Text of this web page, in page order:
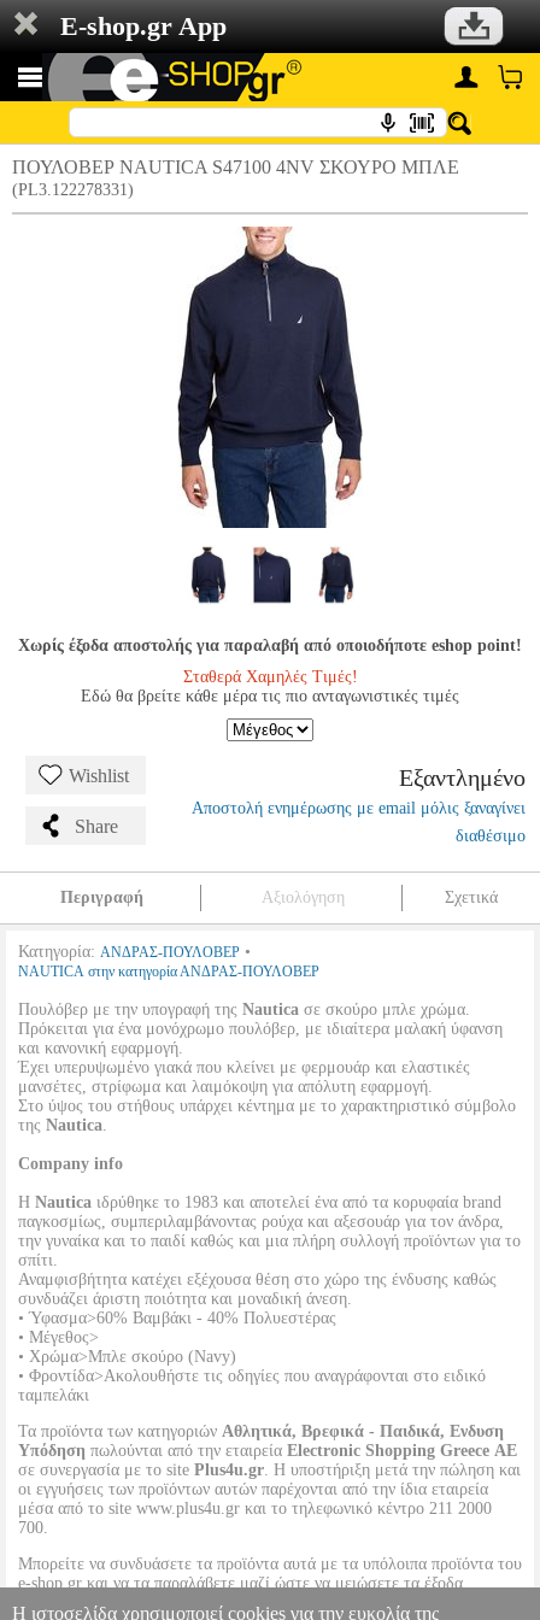
E-shop.gr App
ΠΟΥΛΟΒΕΡ NAUTICA S47100 4NV ΣΚΟΥΡΟ ΜΠΛΕ
(PL3.122278331)
Χωρίς έξοδα αποστολής για παραλαβή από οποιοδήποτε eshop point!
Σταθερά Χαμηλές Τιμές!
Εδώ θα βρείτε κάθε μέρα τις πιο ανταγωνιστικές τιμές
Wishlist
Share
Εξαντλημένο
Αποστολή ενημέρωσης με email μόλις ξαναγίνει
διαθέσιμο
Περιγραφή Αξιολόγηση Σχετικά
Κατηγορία: ΑΝΔΡΑΣ-ΠΟΥΛΟΒΕΡ •
NAUTICA στην κατηγορία ΑΝΔΡΑΣ-ΠΟΥΛΟΒΕΡ
Πουλόβερ με την υπογραφή της Nautica σε σκούρο μπλε χρώμα.
Πρόκειται για ένα μονόχρωμο πουλόβερ, με ιδιαίτερα μαλακή ύφανση
και κανονική εφαρμογή.
Έχει υπερυψωμένο γιακά που κλείνει με φερμουάρ και ελαστικές
μανσέτες, στρίφωμα και λαιμόκοψη για απόλυτη εφαρμογή.
Στο ύψος του στήθους υπάρχει κέντημα με το χαρακτηριστικό σύμβολο
της Nautica.
Company info
Η Nautica ιδρύθηκε το 1983 και αποτελεί ένα από τα κορυφαία brand
παγκοσμίως, συμπεριλαμβάνοντας ρούχα και αξεσουάρ για τον άνδρα,
την γυναίκα και το παιδί καθώς και μια πλήρη συλλογή προϊόντων για το
σπίτι.
Αναμφισβήτητα κατέχει εξέχουσα θέση στο χώρο της ένδυσης καθώς
συνδυάζει άριστη ποιότητα και μοναδική άνεση.
• Ύφασμα>60% Βαμβάκι - 40% Πολυεστέρας
• Μέγεθος>
• Χρώμα>Μπλε σκούρο (Navy)
• Φροντίδα>Ακολουθήστε τις οδηγίες που αναγράφονται στο ειδικό
ταμπελάκι
Τα προϊόντα των κατηγοριών Αθλητικά, Βρεφικά - Παιδικά, Ενδυση
Υπόδηση πωλούνται από την εταιρεία Electronic Shopping Greece ΑΕ
σε συνεργασία με το site Plus4u.gr. Η υποστήριξη μετά την πώληση και
οι εγγυήσεις των προϊόντων αυτών παρέχονται από την ίδια εταιρεία
μέσα από το site www.plus4u.gr και το τηλεφωνικό κέντρο 211 2000
700.
Μπορείτε να συνδυάσετε τα προϊόντα αυτά με τα υπόλοιπα προϊόντα του
e-shop.gr και να τα παραλάβετε μαζί ώστε να μειώσετε τα έξοδα
αποστολής. Μπορείτε επίσης να παραλάβετε από οποιοδήποτε eshop
Η ιστοσελίδα χρησιμοποιεί cookies για την ευκολία της